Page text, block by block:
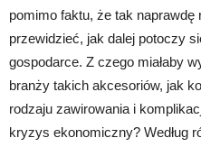
pomimo faktu, że tak naprawdę
przewidzieć, jak dalej potoczy
gospodarce. Z czego miałaby
branży takich akcesoriów, jak
rodzaju zawirowania i
kryzys ekonomiczny? Według